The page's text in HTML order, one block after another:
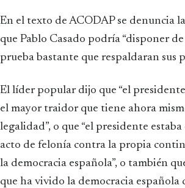
En el texto de ACODAP se denuncia
que Pablo Casado podría “disponer
prueba bastante que respaldaran sus
El líder popular dijo que “el
el mayor traidor que tiene ahora
legalidad”, o que “el presidente
acto de felonía contra la propia
la democracia española”, o también
que ha vivido la democracia española